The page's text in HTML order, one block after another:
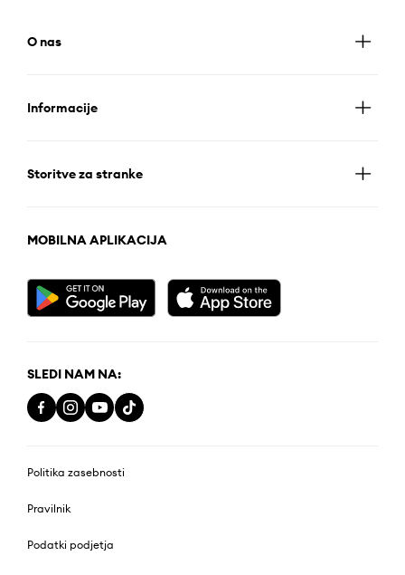
O nas
Informacije
Storitve za stranke
MOBILNA APLIKACIJA
SLEDI NAM NA:
Politika zasebnosti
Pravilnik
Podatki podjetja